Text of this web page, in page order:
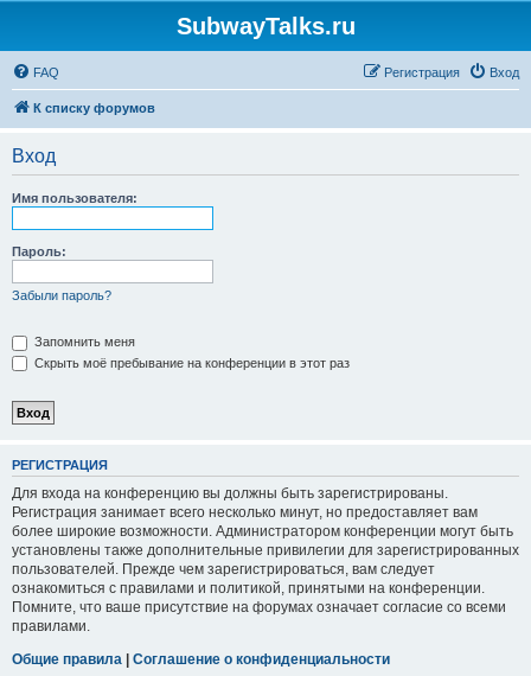
SubwayTalks.ru
FAQ Вход
Регистрация
К списку форумов
Вход
Имя пользователя:
Пароль:
Забыли пароль?
Запомнить меня
Скрыть моё пребывание на конференции в этот раз
РЕГИСТРАЦИЯ
Для входа на конференцию вы должны быть зарегистрированы.
Регистрация занимает всего несколько минут, но предоставляет вам
более широкие возможности. Администратором конференции могут быть
установлены также дополнительные привилегии для зарегистрированных
пользователей. Прежде чем зарегистрироваться, вам следует
ознакомиться с правилами и политикой, принятыми на конференции.
Помните, что ваше присутствие на форумах означает согласие со всеми
правилами.
Общие правила | Соглашение о конфиденциальности